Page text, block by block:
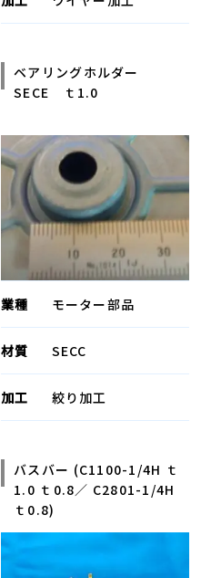
ベアリングホルダー
SECE ｔ1.0
業種 モーター部品
材質 SECC
加工 絞り加工
バスバー (C1100-1/4H ｔ
1.0 ｔ0.8／ C2801-1/4H
ｔ0.8)